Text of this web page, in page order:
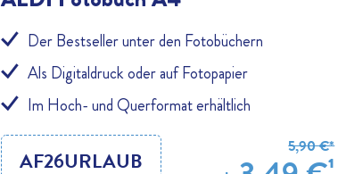
Der Bestseller unter den Fotobüchern
Als Digitaldruck oder auf Fotopapier
Im Hoch- und Querformat erhältlich
AF26URLAUB 5,90 €*